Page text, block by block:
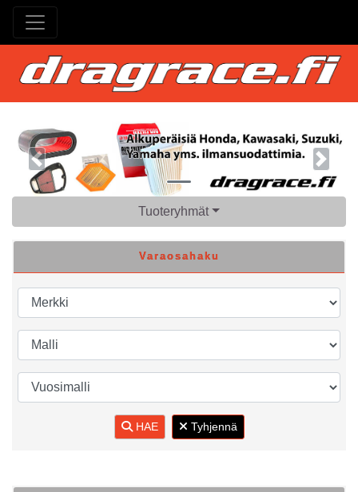
Previous Next
Tuoteryhmät
Varaosahaku
HAE Tyhjennä